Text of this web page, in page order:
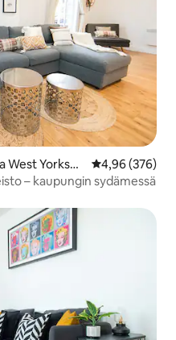
Yorkshir
4,96 (376)
– kaupungin sydämessä